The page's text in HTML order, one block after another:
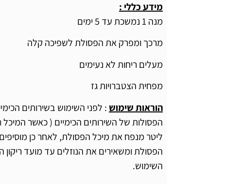
מידע כללי :
מנה 1 נמשכת עד 5 ימים
מרכך ומפרק את הפסולת לשפיכה קלה
מעלים ריחות לא נעימים
מפחית הצטברויות גז
הוראות שימוש : לפני השימוש בשירותים
הפסולת ומשאירים את הנוזלים עד מועד
השימוש.